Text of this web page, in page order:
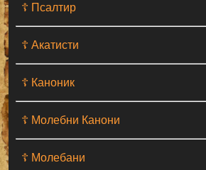
☦ Псалтир
☦ Акатисти
☦ Каноник
☦ Молебни Канони
☦ Молебани